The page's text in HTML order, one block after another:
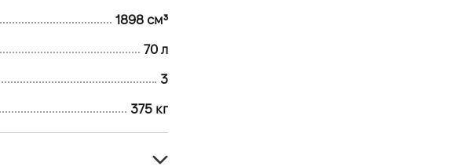
1898 см³
70 л
3
375 кг